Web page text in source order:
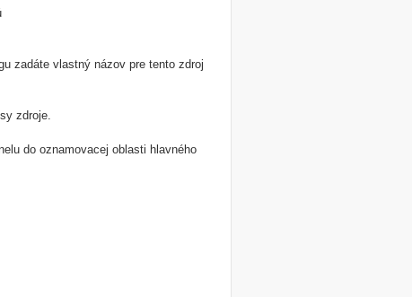
zadáte vlastný názov pre tento zdroj
zdroje.
do oznamovacej oblasti hlavného